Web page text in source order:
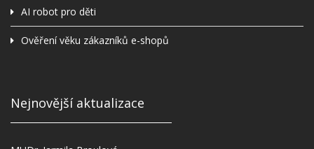
AI robot pro děti
Ověření věku zákazníků e-shopů
Nejnovější aktualizace